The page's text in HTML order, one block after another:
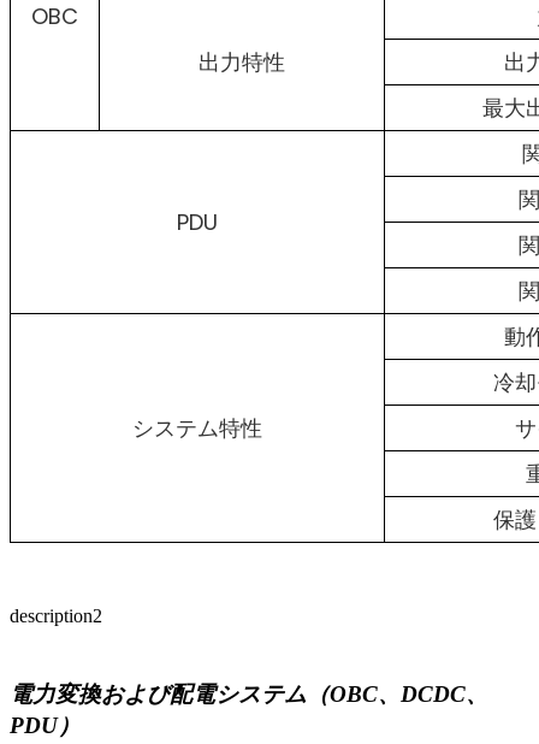
OBC
出力特性
出
最大
PDU
システム特性
動
冷
保
description2
電力変換および配電システム（OBC、DCDC、
PDU）